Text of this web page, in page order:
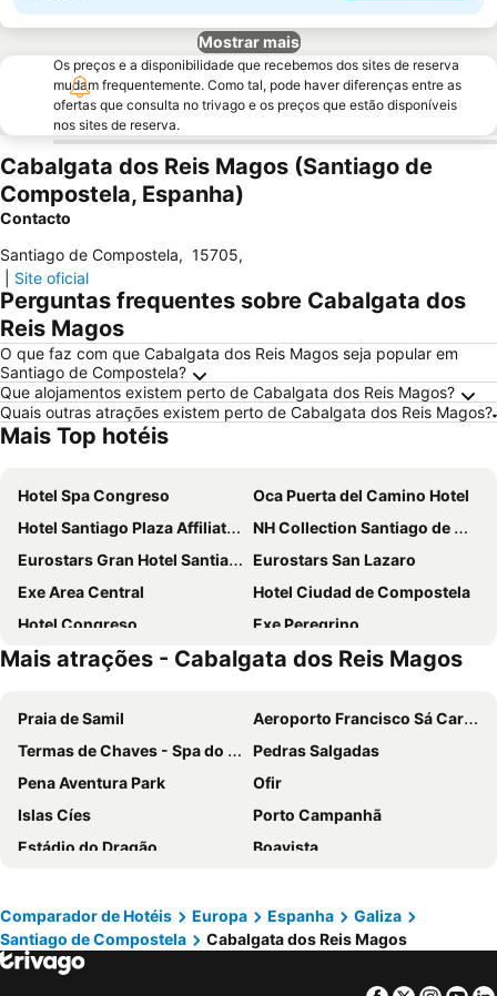
Mostrar mais
Os preços e a disponibilidade que recebemos dos sites de reserva
mudam frequentemente. Como tal, pode haver diferenças entre as
ofertas que consulta no trivago e os preços que estão disponíveis
nos sites de reserva.
Cabalgata dos Reis Magos (Santiago de
Compostela, Espanha)
Contacto
Santiago de Compostela, 15705,
Site oficial
Perguntas frequentes sobre Cabalgata dos
Reis Magos
O que faz com que Cabalgata dos Reis Magos seja popular em
Santiago de Compostela?
Que alojamentos existem perto de Cabalgata dos Reis Magos?
Quais outras atrações existem perto de Cabalgata dos Reis Magos?
Mais Top hotéis
Hotel Spa Congreso
Oca Puerta del Camino Hotel
Hotel Santiago Plaza Affiliated by Meliá
NH Collection Santiago de Compostela
Eurostars Gran Hotel Santiago
Eurostars San Lazaro
Exe Area Central
Hotel Ciudad de Compostela
Hotel Congreso
Exe Peregrino
B&B HOTEL Santiago Milladoiro
Hotel Lux Santiago
Gran Hotel Los Abetos
San Francisco Hotel Monumento
Hotel Alda Avenida
Hotel Santiago Apostol
Nest Style Santiago ex Maycar
Hotel Faranda Los Tilos, Ascend Hotel Collection
Parador de Santiago - Hostal Reis Catolicos
Hotel Universal
Hotel Scala
Hotel Capital de Galicia
Hotel San Lázaro
Capitol Boutique Hotel
Hotel Pombal Rooms
Hotel Castro
Mapoula
Mais atrações - Cabalgata dos Reis Magos
Praia de Samil
Aeroporto Francisco Sá Carneiro
Termas de Chaves - Spa do Imperador
Pedras Salgadas
Pena Aventura Park
Ofir
Islas Cíes
Porto Campanhã
Estádio do Dragão
Boavista
Ribeira
Praia da Apúlia
Leça da Palmeira Beach
Parque aquático de Amarante
Zona Centro Vigo
Comparador de Hotéis Europa Espanha
Galiza
Santiago de Compostela
Cabalgata dos Reis Magos